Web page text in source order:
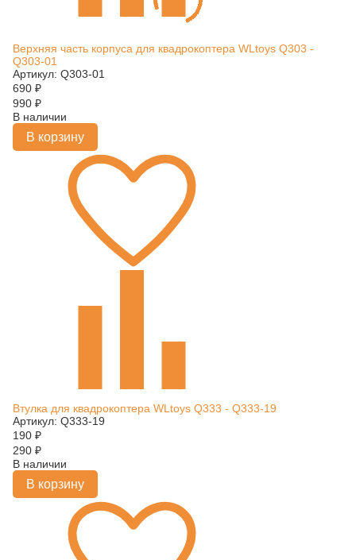
Верхняя часть корпуса для квадрокоптера WLtoys Q303 -
Q303-01
Артикул: Q303-01
690 ₽
990 ₽
В наличии
В корзину
Втулка для квадрокоптера WLtoys Q333 - Q333-19
Артикул: Q333-19
190 ₽
290 ₽
В наличии
В корзину